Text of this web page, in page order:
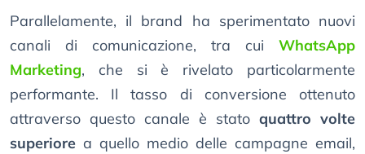
Parallelamente, il brand ha sperimentato nuovi
canali di comunicazione, tra cui WhatsApp
Marketing, che si è rivelato particolarmente
performante. Il tasso di conversione ottenuto
attraverso questo canale è stato quattro volte
superiore a quello medio delle campagne email,